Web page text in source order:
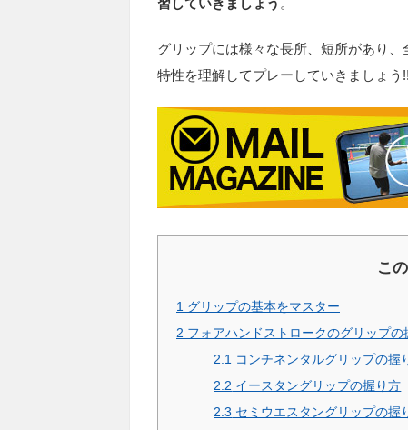
習していきましょう 。
グリップには様々な長所、短所があり
特性を理解してプレーしていきましょう !!
こ
1 グリップの基本をマスター
2 フォアハンドストロークのグリップの
2.1 コンチネンタルグリップの握
2.2 イースタングリップの握り方
2.3 セミウエスタングリップの握